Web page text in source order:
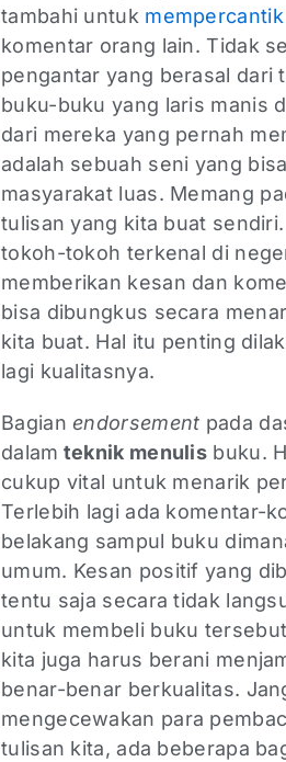
tambahi untuk
komentar orang lain. Tidak
pengantar yang berasal dari
buku-buku yang laris manis
dari mereka yang pernah
adalah sebuah seni yang
masyarakat luas. Memang
tulisan yang kita buat
tokoh-tokoh terkenal di
memberikan kesan dan
bisa dibungkus secara
kita buat. Hal itu penting
lagi kualitasnya.
Bagianendorsement pada
dalam teknik menulis buku.
cukup vital untuk menarik
Terlebih lagi ada komentar-
belakang sampul buku
umum. Kesan positif yang
tentu saja secara tidak
untuk membeli buku
kita juga harus berani
benar-benar berkualitas.
mengecewakan para
tulisan kita, ada beberapa